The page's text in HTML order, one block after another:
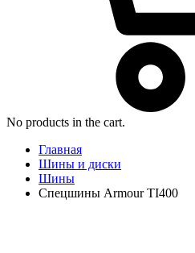
No products in the cart.
Главная
Шины и диски
Шины
Спецшины Armour TI400